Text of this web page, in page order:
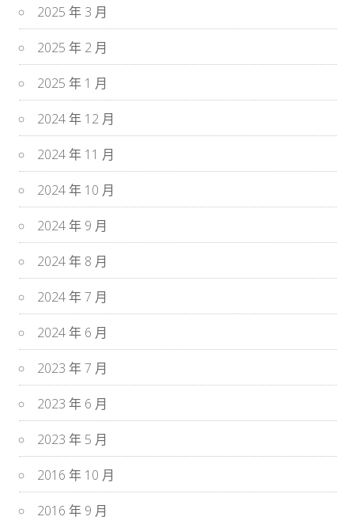
2025 年 3 月
2025 年 2 月
2025 年 1 月
2024 年 12 月
2024 年 11 月
2024 年 10 月
2024 年 9 月
2024 年 8 月
2024 年 7 月
2024 年 6 月
2023 年 7 月
2023 年 6 月
2023 年 5 月
2016 年 10 月
2016 年 9 月